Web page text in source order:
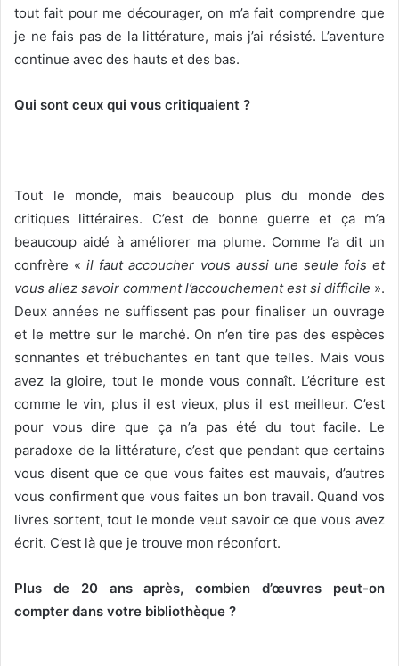
tout fait pour me décourager, on m’a fait comprendre que
je ne fais pas de la littérature, mais j’ai résisté. L’aventure
continue avec des hauts et des bas.
Qui sont ceux qui vous critiquaient ?
Tout le monde, mais beaucoup plus du monde des
critiques littéraires. C’est de bonne guerre et ça m’a
beaucoup aidé à améliorer ma plume. Comme l’a dit un
confrère «il faut accoucher vous aussi une seule fois et
vous allez savoir comment l’accouchement est si difficile ».
Deux années ne suffissent pas pour finaliser un ouvrage
et le mettre sur le marché. On n’en tire pas des espèces
sonnantes et trébuchantes en tant que telles. Mais vous
avez la gloire, tout le monde vous connaît. L’écriture est
comme le vin, plus il est vieux, plus il est meilleur. C’est
pour vous dire que ça n’a pas été du tout facile. Le
paradoxe de la littérature, c’est que pendant que certains
vous disent que ce que vous faites est mauvais, d’autres
vous confirment que vous faites un bon travail. Quand vos
livres sortent, tout le monde veut savoir ce que vous avez
écrit. C’est là que je trouve mon réconfort.
Plus de 20 ans après, combien d’œuvres peut-on
compter dans votre bibliothèque ?